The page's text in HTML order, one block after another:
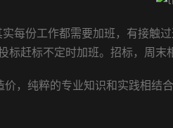
份工作都需要加班，有接触
标赶标不定时加班。招标，周末
纯粹的专业知识和实践相结